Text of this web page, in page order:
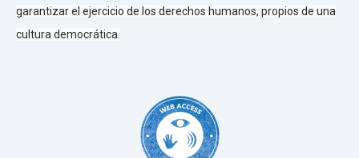
garantizar el ejercicio de los derechos humanos, propios de una
cultura democrática.